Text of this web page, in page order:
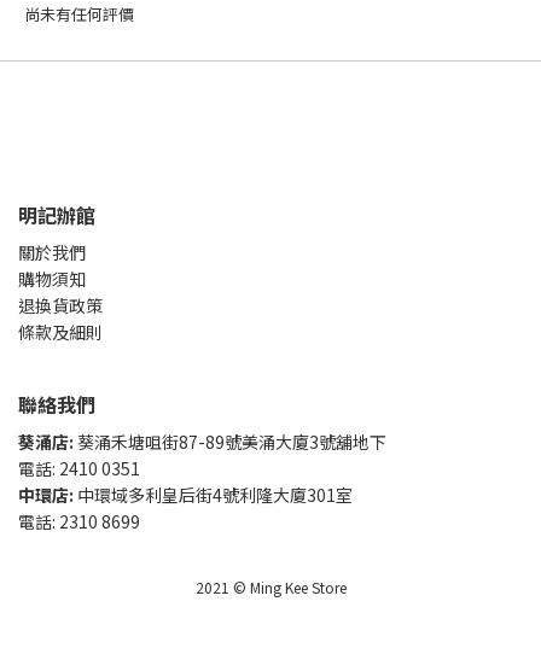
尚未有任何評價
明記辦館
關於我們
購物須知
退換貨政策
條款及細則
聯絡我們
葵涌店: 葵涌禾塘咀街87-89號美涌大廈3號舖地下
電話: 2410 0351
中環店: 中環域多利皇后街4號利隆大廈301室
電話: 2310 8699
2021 © Ming Kee Store